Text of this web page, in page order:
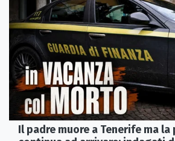
Il padre muore a Tenerife ma la